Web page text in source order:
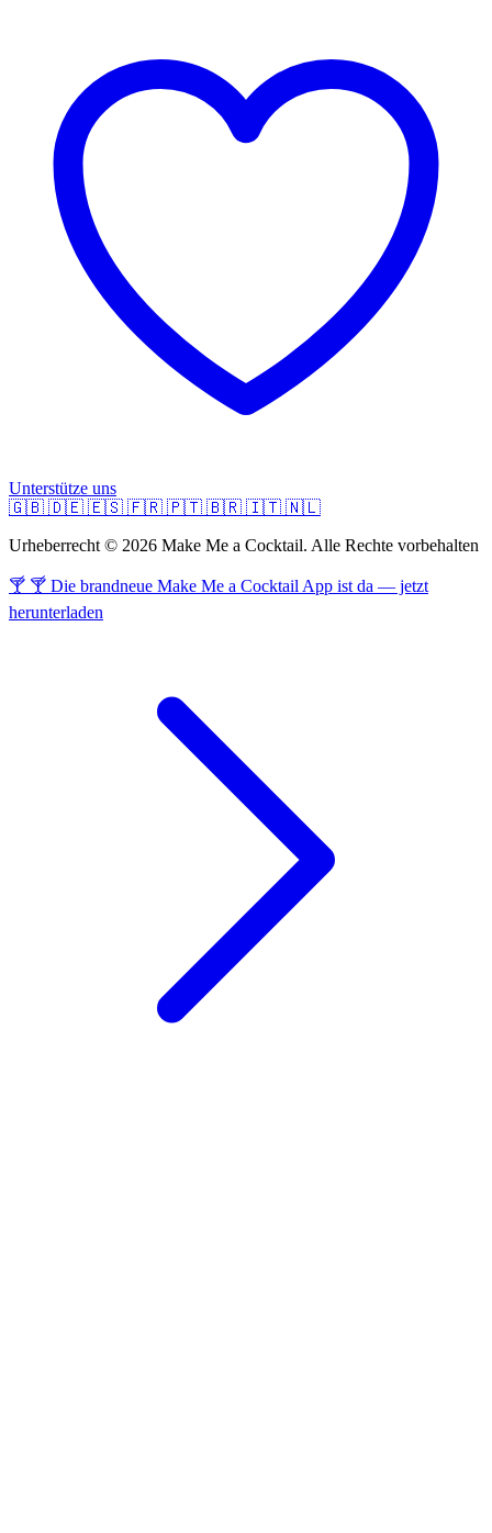
Unterstütze uns
🇬🇧 🇩🇪 🇪🇸 🇫🇷 🇵🇹 🇧🇷 🇮🇹 🇳🇱
Urheberrecht © 2026 Make Me a Cocktail. Alle Rechte vorbehalten
🍸 🍸 Die brandneue Make Me a Cocktail App ist da — jetzt
herunterladen